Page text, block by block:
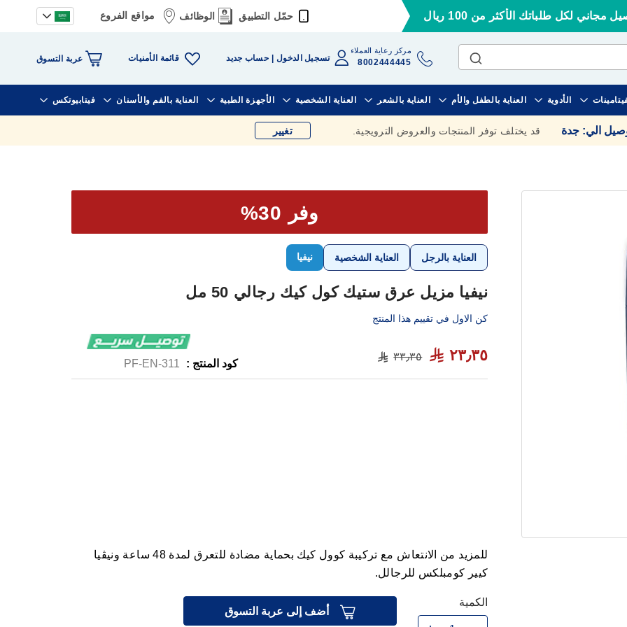
مجاني لكل طلباتك الأكثر من 100 ريال حمّل التطبيق الوظائف مواقع الفروع
مركز رعاية العملاء
8002444445 تسجيل الدخول حساب جديد قائمة الأمنيات عربة التسوق
الأدوية العناية بالطفل والأم العناية بالشعر العناية الشخصية الأجهزة الطبية العناية بالفم والأسنان فيتابيوتكس
الي: جدة قد يختلف توفر المنتجات والعروض الترويجية. تغيير
وفر 30%
العناية بالرجل العناية الشخصية نيفيا
نيفيا مزيل عرق ستيك كول كيك رجالي 50 مل
كن الاول في تقييم هذا المنتج
٢٣٫٣٥ ٣٣٫٣٥
كود المنتج : PF-EN-311
الكمية
أضف إلى عربة التسوق